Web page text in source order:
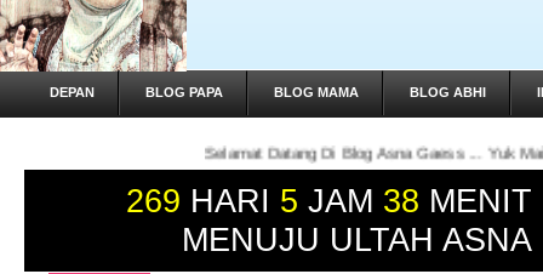
DEPAN BLOG PAPA BLOG MAMA BLOG ABHI
Selamat Datang Di Blog Asna Gaess ... Yuk Main Roblox Bareng
269 HARI 5 JAM 38 MENIT
MENUJU ULTAH ASNA